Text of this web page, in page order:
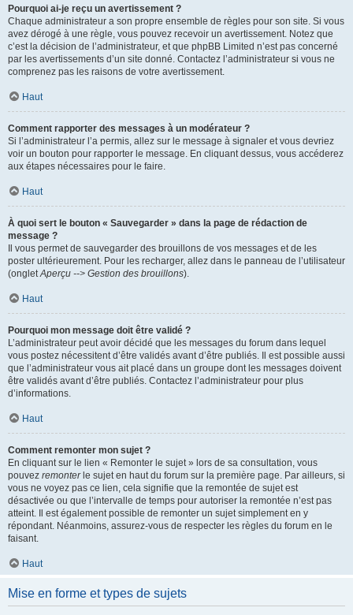
Pourquoi ai-je reçu un avertissement ?
Chaque administrateur a son propre ensemble de règles pour son site. Si vous
avez dérogé à une règle, vous pouvez recevoir un avertissement. Notez que
c’est la décision de l’administrateur, et que phpBB Limited n’est pas concerné
par les avertissements d’un site donné. Contactez l’administrateur si vous ne
comprenez pas les raisons de votre avertissement.
Haut
Comment rapporter des messages à un modérateur ?
Si l’administrateur l’a permis, allez sur le message à signaler et vous devriez
voir un bouton pour rapporter le message. En cliquant dessus, vous accéderez
aux étapes nécessaires pour le faire.
Haut
À quoi sert le bouton « Sauvegarder » dans la page de rédaction de
message ?
Il vous permet de sauvegarder des brouillons de vos messages et de les
poster ultérieurement. Pour les recharger, allez dans le panneau de l’utilisateur
(ongletAperçu --> Gestion des brouillons).
Haut
Pourquoi mon message doit être validé ?
L’administrateur peut avoir décidé que les messages du forum dans lequel
vous postez nécessitent d’être validés avant d’être publiés. Il est possible aussi
que l’administrateur vous ait placé dans un groupe dont les messages doivent
être validés avant d’être publiés. Contactez l’administrateur pour plus
d’informations.
Haut
Comment remonter mon sujet ?
En cliquant sur le lien « Remonter le sujet » lors de sa consultation, vous
pouvez remonterle sujet en haut du forum sur la première page. Par ailleurs, si
vous ne voyez pas ce lien, cela signifie que la remontée de sujet est
désactivée ou que l’intervalle de temps pour autoriser la remontée n’est pas
atteint. Il est également possible de remonter un sujet simplement en y
répondant. Néanmoins, assurez-vous de respecter les règles du forum en le
faisant.
Haut
Mise en forme et types de sujets